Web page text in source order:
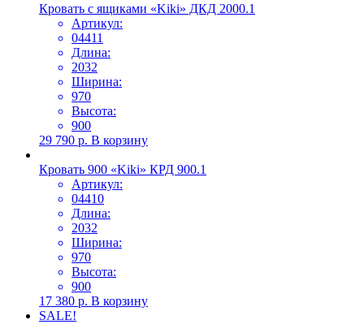
Кровать с ящиками «Kiki» ДКД 2000.1
Артикул:
04411
Длина:
2032
Ширина:
970
Высота:
900
29 790 р. В корзину
Кровать 900 «Kiki» КРД 900.1
Артикул:
04410
Длина:
2032
Ширина:
970
Высота:
900
17 380 р. В корзину
SALE!